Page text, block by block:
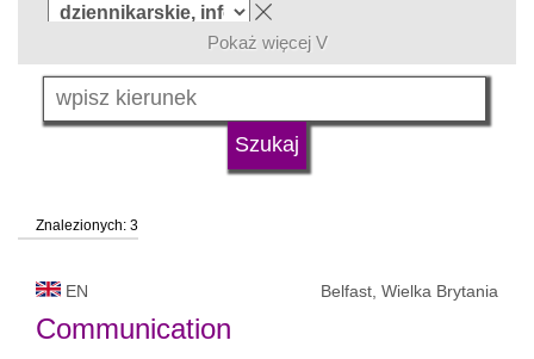
język
status uczelni
Pokaż więcej V
Znalezionych: 3
EN Belfast, Wielka Brytania
Communication